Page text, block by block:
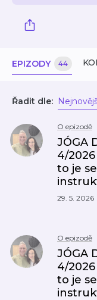
EPIZODY 44
Řadit dle:
O epizodě
JÓGA
4/
to je
29. 5. 2026
O epizodě
JÓGA
4/
to je